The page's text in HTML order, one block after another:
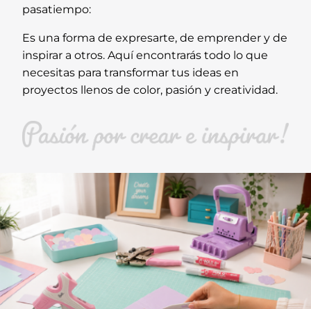
pasatiempo:
Es una forma de expresarte, de emprender y de
inspirar a otros. Aquí encontrarás todo lo que
necesitas para transformar tus ideas en
proyectos llenos de color, pasión y creatividad.